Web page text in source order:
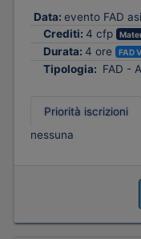
Data: evento FAD
Crediti: 4 cfp
Durata: 4 ore FAD
Tipologia: FAD -
Priorità iscrizioni
nessuna